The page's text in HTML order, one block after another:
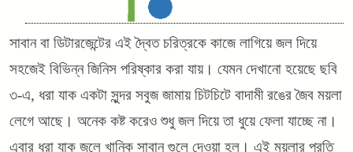
সাবান বা ডিটারজেন্টের এই দ্বৈত চরিত্রকে কাজে লাগিয়ে জল দিয়ে
সহজেই বিভিন্ন জিনিস পরিষ্কার করা যায়। যেমন দেখানো হয়েছে ছবি
৩-এ, ধরা যাক একটা সুন্দর সবুজ জামায় চিটচিটে বাদামী রঙের জৈব ময়লা
লেগে আছে। অনেক কষ্ট করেও শুধু জল দিয়ে তা ধুয়ে ফেলা যাচ্ছে না।
এবার ধরা যাক জলে খানিক সাবান গুলে দেওয়া হল। এই ময়লার প্রতি